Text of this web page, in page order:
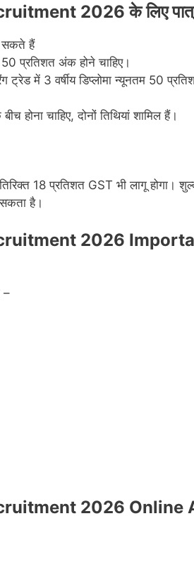
2026 के लिए
सकते हैं
प्रतिशत अंक होने चाहिए।
ट्रेड में 3 वर्षीय डिप्लोमा न्यूनतम 50
चाहिए, दोनों तिथियां शामिल हैं।
18 प्रतिशत GST भी लागू होगा।
है।
2026
–
2026 Online